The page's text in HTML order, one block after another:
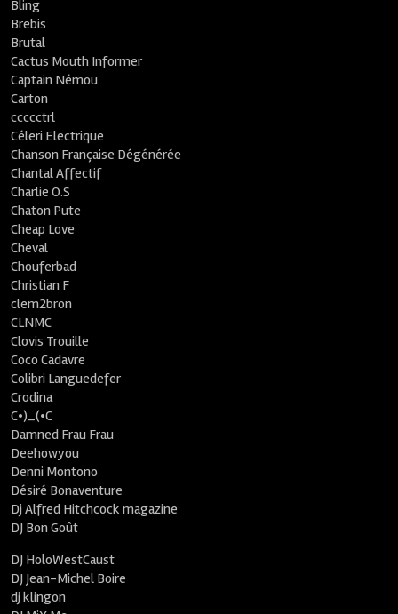
Bling
Brebis
Brutal
Cactus Mouth Informer
Captain Némou
Carton
ccccctrl
Céleri Electrique
Chanson Française Dégénérée
Chantal Affectif
Charlie O.S
Chaton Pute
Cheap Love
Cheval
Chouferbad
Christian F
clem2bron
CLNMC
Clovis Trouille
Coco Cadavre
Colibri Languedefer
Crodina
C•)_(•C
Damned Frau Frau
Deehowyou
Denni Montono
Désiré Bonaventure
Dj Alfred Hitchcock magazine
DJ Bon Goût
DJ HoloWestCaust
DJ Jean-Michel Boire
dj klingon